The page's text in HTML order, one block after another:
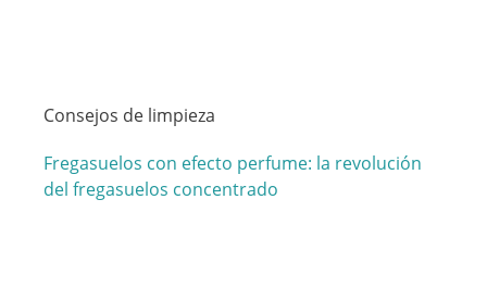
Consejos de limpieza
Fregasuelos con efecto perfume: la revolución
del fregasuelos concentrado